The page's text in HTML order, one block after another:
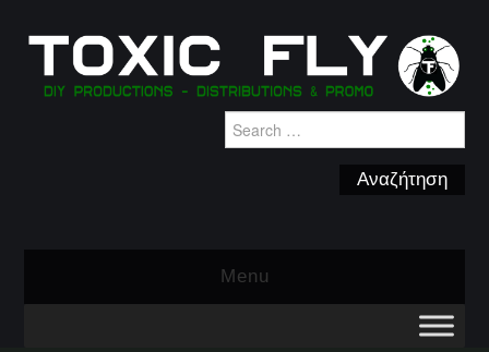
Search
Menu